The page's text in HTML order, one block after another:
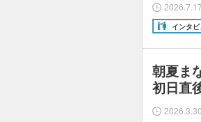
インタ
朝夏ま
初日直